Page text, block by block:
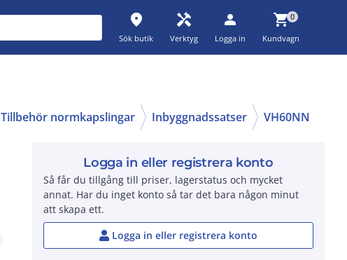
place
Sök butik
handyman
Verktyg
person
Logga in
shopping_cart0
Kundvagn
Tillbehör normkapslingar Inbyggnadssatser VH60NN
Logga in eller registrera konto
Så får du tillgång till priser, lagerstatus och mycket
annat. Har du inget konto så tar det bara någon minut
att skapa ett.
Logga in eller registrera konto